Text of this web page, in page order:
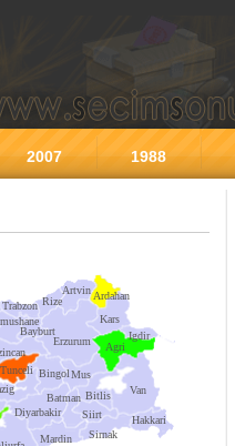
2007 1988
Trabzon Rize
Erzurum
Artvin
Kars
Agri
Tunceli
Diyarbakir
Mardin
Siirt
Bitlis
BingolMus
Van
Hakkari
Bayburt
Ardahan
Igdir
Batman
Sirnak